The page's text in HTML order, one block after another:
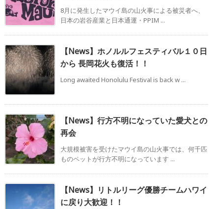
8月に発生したマウイ島の山火事による被災者へ、
日本の岩谷産業と日本通運・PPIM ...
【News】ホノルルフェスティバル１０日
から 長岡花火も復活！！
Long awaited Honolulu Festival is back w ...
【News】行方不明になっていた愛犬との
再会
大規模被害を受けたマウイ島の山火事では、何千匹
ものペットが行方不明になっています ...
【News】リトルリーグ優勝チームハワイ
に戻り大歓迎！！